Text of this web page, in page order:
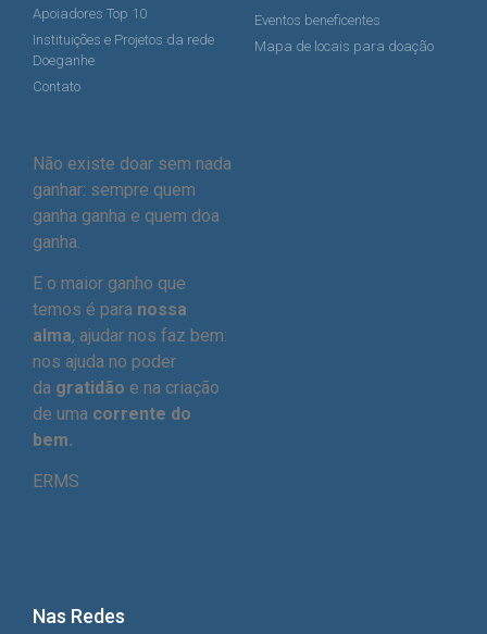
Apoiadores Top 10
Instituições e Projetos da rede
Doeganhe
Contato
Eventos beneficentes
Mapa de locais para doação
Não existe doar sem nada
ganhar: sempre quem
ganha ganha e quem doa
ganha.
E o maior ganho que
temos é para nossa
alma, ajudar nos faz bem:
nos ajuda no poder
da gratidão e na criação
de uma corrente do
bem.
ERMS
Nas Redes